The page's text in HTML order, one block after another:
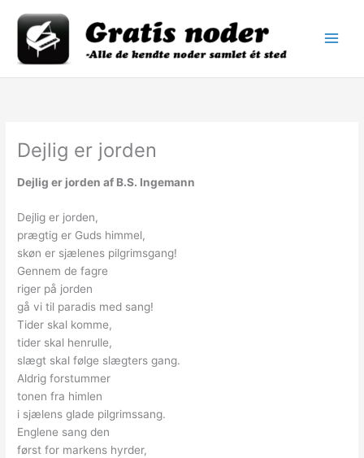
indholdet
Dejlig er jorden
Dejlig er jorden af B.S. Ingemann
Dejlig er jorden,
prægtig er Guds himmel,
skøn er sjælenes pilgrimsgang!
Gennem de fagre
riger på jorden
gå vi til paradis med sang!
Tider skal komme,
tider skal henrulle,
slægt skal følge slægters gang.
Aldrig forstummer
tonen fra himlen
i sjælens glade pilgrimssang.
Englene sang den
først for markens hyrder,